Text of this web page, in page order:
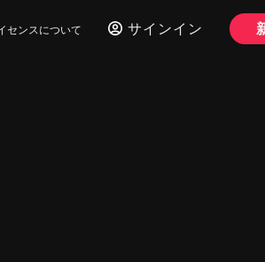
センスについて サインイン